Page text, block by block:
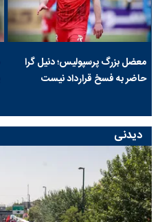
معضل بزرگ پرسپولیس؛ دنیل گرا
حاضر به فسخ قرارداد نیست
دیدنی